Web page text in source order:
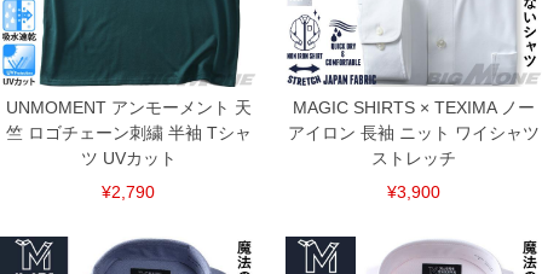
UNMOMENT アンモーメント 天
竺 ロゴチェーン刺繍 半袖 Tシャ
ツ UVカット
¥2,790
MAGIC SHIRTS × TEXIMA ノー
アイロン 長袖 ニット ワイシャツ
ストレッチ
¥3,900